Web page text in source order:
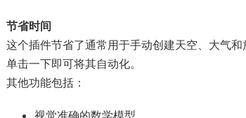
节省时间
这个插件节省了通常用于手动创建天空、大气
单击一下即可将其自动化。
其他功能包括：